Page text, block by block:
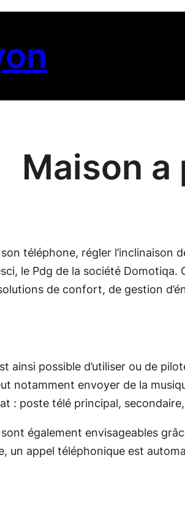
Maison a
téléphone, régler l’inclinaison
le Pdg de la société
de confort, de gestion
ainsi possible d’utiliser ou de
notamment envoyer de la
: poste télé principal,
également envisageables
un appel téléphonique est